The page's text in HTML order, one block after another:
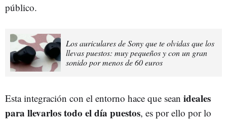
público.
Los auriculares de Sony que te olvidas que los
llevas puestos: muy pequeños y con un gran
sonido por menos de 60 euros
Esta integración con el entorno hace que sean ideales
para llevarlos todo el día puestos, es por ello por lo